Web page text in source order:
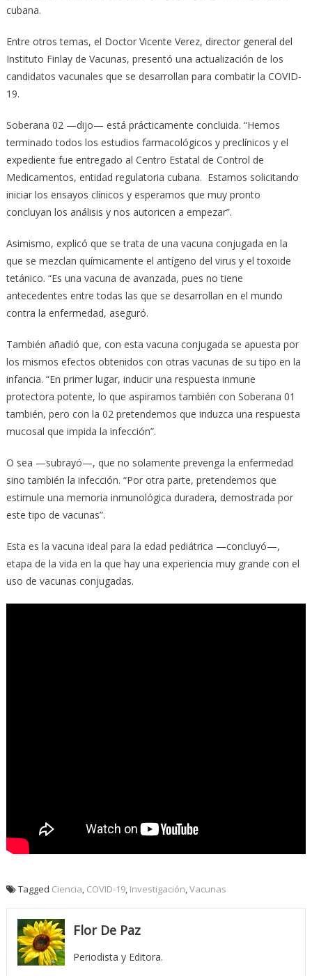
cubana.
Entre otros temas, el Doctor Vicente Verez, director general del
Instituto Finlay de Vacunas, presentó una actualización de los
candidatos vacunales que se desarrollan para combatir la COVID-
19.
Soberana 02 —dijo— está prácticamente concluida. “Hemos
terminado todos los estudios farmacológicos y preclínicos y el
expediente fue entregado al Centro Estatal de Control de
Medicamentos, entidad regulatoria cubana. Estamos solicitando
iniciar los ensayos clínicos y esperamos que muy pronto
concluyan los análisis y nos autoricen a empezar”.
Asimismo, explicó que se trata de una vacuna conjugada en la
que se mezclan químicamente el antígeno del virus y el toxoide
tetánico. “Es una vacuna de avanzada, pues no tiene
antecedentes entre todas las que se desarrollan en el mundo
contra la enfermedad, aseguró.
También añadió que, con esta vacuna conjugada se apuesta por
los mismos efectos obtenidos con otras vacunas de su tipo en la
infancia. “En primer lugar, inducir una respuesta inmune
protectora potente, lo que aspiramos también con Soberana 01
también, pero con la 02 pretendemos que induzca una respuesta
mucosal que impida la infección”.
O sea —subrayó—, que no solamente prevenga la enfermedad
sino también la infección. “Por otra parte, pretendemos que
estimule una memoria inmunológica duradera, demostrada por
este tipo de vacunas”.
Esta es la vacuna ideal para la edad pediátrica —concluyó—,
etapa de la vida en la que hay una experiencia muy grande con el
uso de vacunas conjugadas.
Tagged Ciencia COVID-19, Investigación Vacunas
Flor De Paz
Periodista y Editora.